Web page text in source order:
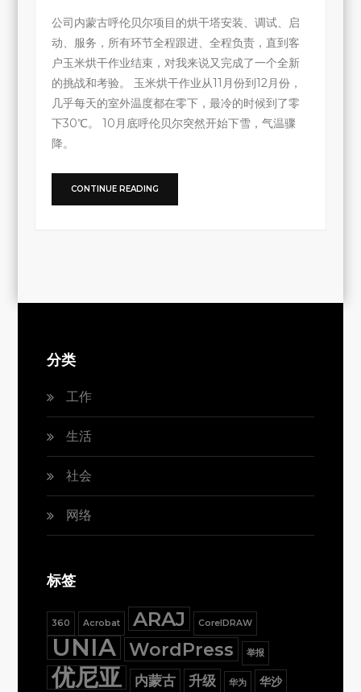
公司内蒙古呼伦贝尔项目的烘干塔安装、调试、启
动、服务，所有环节全程跟进、全程负责，直到客
户玉米烘干作业结束，对我来说又完成了一个全新
的挑战和考验。 玉米烘干作业从11月份到12月份，
几乎每天的室外温度都在零下，最冷的时候到了零
下30℃。 10月底呼伦贝尔突然开始下雪，气温骤
降。
CONTINUE READING
分类
工作
生活
社会
网络
标签
360 Acrobat ARAJ CorelDRAW
UNIA WordPress 举报
优尼亚 内蒙古 升级 华为 华沙